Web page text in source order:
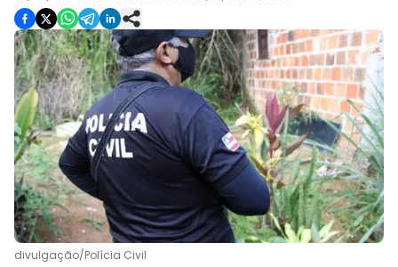
divulgação/Polícia Civil